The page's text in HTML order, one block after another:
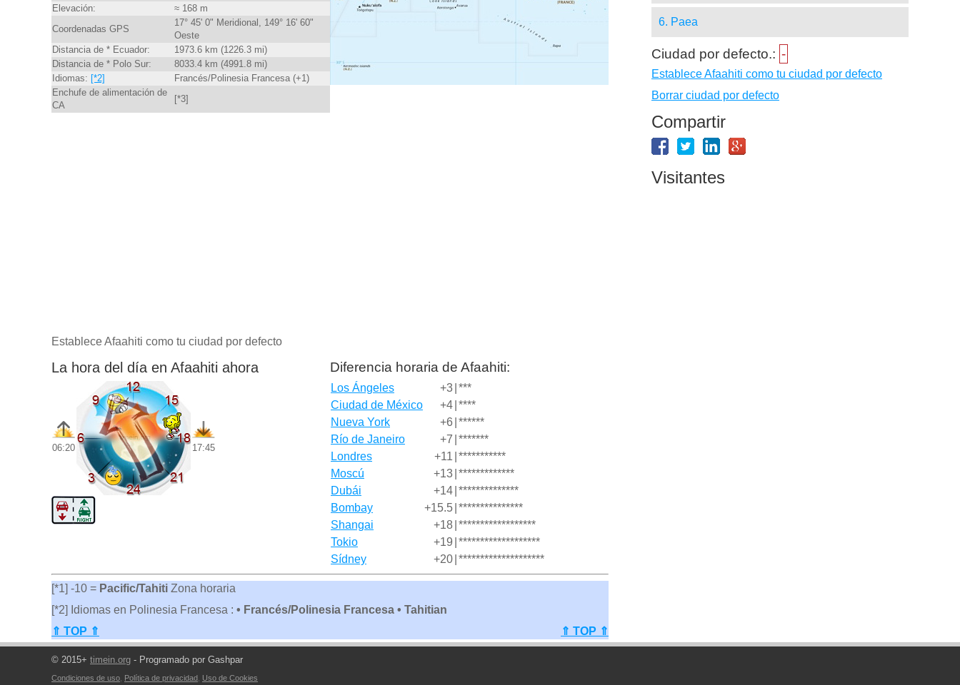
Elevación:
≈ 168 m
Coordenadas GPS
17° 45' 0" Meridional, 149° 16' 60"
Oeste
Distancia de * Ecuador:
1973.6 km (1226.3 mi)
Distancia de * Polo Sur:
8033.4 km (4991.8 mi)
Idiomas: [*2]
Francés/Polinesia Francesa (+1)
Enchufe de alimentación de
CA
[*3]
Establece Afaahiti como tu ciudad por defecto
La hora del día en Afaahiti ahora
06:20 17:45
Diferencia horaria de Afaahiti:
Los Ángeles +3 ***
Ciudad de México
+4 ****
Nueva York
+6 ******
Río de Janeiro
+7 *******
Londres
+11 ***********
Moscú
+13 *************
Dubái
+14 **************
Bombay
+15.5 ***************
Shangai
+18 ******************
Tokio
+19 *******************
Sídney
+20 ********************
[*1] -10 = Pacific/Tahiti Zona horaria
[*2] Idiomas en Polinesia Francesa : • Francés/Polinesia Francesa • Tahitian
⇑ TOP ⇑
⇑ TOP ⇑
6. Paea
Ciudad por defecto.: -
Establece Afaahiti como tu ciudad por defecto
Borrar ciudad por defecto
Compartir
Visitantes
© 2015+ timein.org - Programado por Gashpar
Condiciones de uso Política de privacidad Uso de Cookies